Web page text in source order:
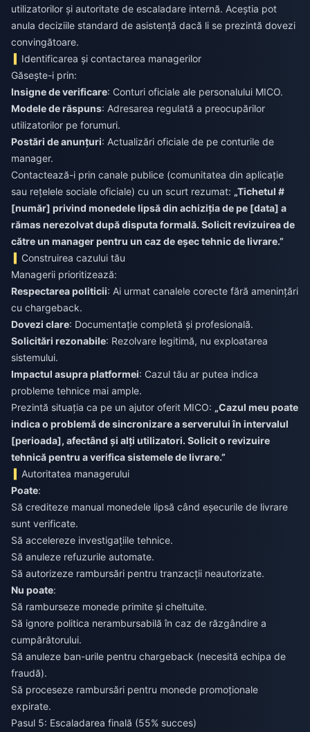
utilizatorilor și autoritate de escaladare internă. Aceștia pot
anula deciziile standard de asistență dacă li se prezintă dovezi
convingătoare.
Identificarea și contactarea managerilor
Găsește-i prin:
Insigne de verificare: Conturi oficiale ale personalului MICO.
Modele de răspuns: Adresarea regulată a preocupărilor
utilizatorilor pe forumuri.
Postări de anunțuri: Actualizări oficiale de pe conturile de
manager.
Contactează-i prin canale publice (comunitatea din aplicație
sau rețelele sociale oficiale) cu un scurt rezumat: „Tichetul #
[număr] privind monedele lipsă din achiziția de pe [data] a
rămas nerezolvat după disputa formală. Solicit revizuirea de
către un manager pentru un caz de eșec tehnic de livrare.”
Construirea cazului tău
Managerii prioritizează:
Respectarea politicii: Ai urmat canalele corecte fără amenințări
cu chargeback.
Dovezi clare: Documentație completă și profesională.
Solicitări rezonabile: Rezolvare legitimă, nu exploatarea
sistemului.
Impactul asupra platformei: Cazul tău ar putea indica
probleme tehnice mai ample.
Prezintă situația ca pe un ajutor oferit MICO: „Cazul meu poate
indica o problemă de sincronizare a serverului în intervalul
[perioada], afectând și alți utilizatori. Solicit o revizuire
tehnică pentru a verifica sistemele de livrare.”
Autoritatea managerului
Poate:
Să crediteze manual monedele lipsă când eșecurile de livrare
sunt verificate.
Să accelereze investigațiile tehnice.
Să anuleze refuzurile automate.
Să autorizeze rambursări pentru tranzacții neautorizate.
Nu poate:
Să ramburseze monede primite și cheltuite.
Să ignore politica nerambursabilă în caz de răzgândire a
cumpărătorului.
Să anuleze ban-urile pentru chargeback (necesită echipa de
fraudă).
Să proceseze rambursări pentru monede promoționale
expirate.
Pasul 5: Escaladarea finală (55% succes)